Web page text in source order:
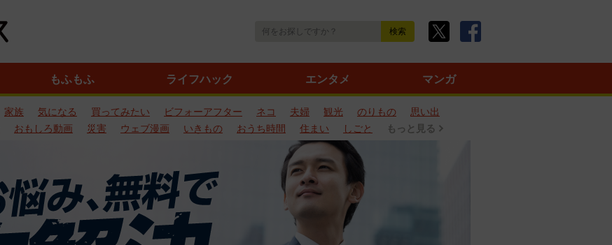
もふもふ ライフハック エンタメ マンガ
家族 気になる 買ってみたい ビフォーアフター ネコ 夫婦 観光 のりもの
思い出
おもしろ動画 災害 ウェブ漫画 いきもの おうち時間 住まい しごと もっと見る